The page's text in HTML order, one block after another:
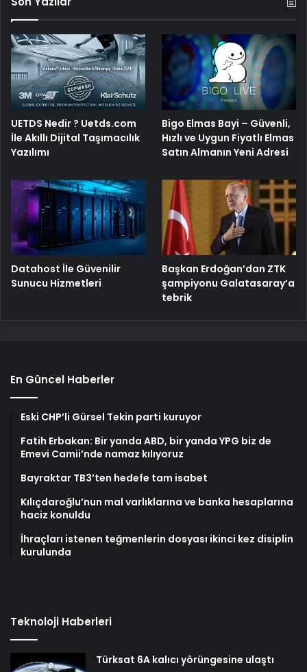
UETDS Nedir ? Uetds.com
İle Akıllı Dijital Taşımacılık
Yazılımı
Bigo Elmas Bayi – Güvenli,
Hızlı ve Uygun Fiyatlı Elmas
Satın Almanın Yeni Adresi
Datahost İle Güvenilir
Sunucu Hizmetleri
Başkan Erdoğan’dan ZTK
şampiyonu Galatasaray’a
tebrik
En Güncel Haberler
Eski CHP’li Gürsel Tekin parti kuruyor
Fatih Erbakan: Bir yanda ABD, bir yanda YPG biz de
Emevi Camii’nde namaz kılıyoruz
Bayraktar TB3’ten hedefe tam isabet
Kılıçdaroğlu’nun mal varlıklarına ve banka hesaplarına
haciz konuldu
İhraçları istenen teğmenlerin dosyası ikinci kez disiplin
kurulunda
Teknoloji Haberleri
Türksat 6A kalıcı yörüngesine ulaştı